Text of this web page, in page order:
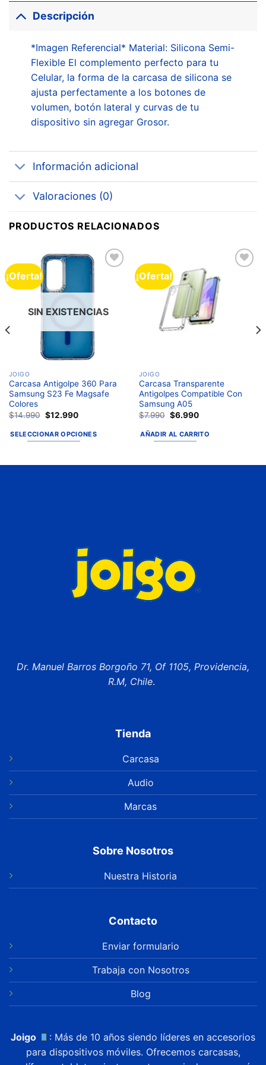
Descripción
*Imagen Referencial* Material: Silicona Semi-
Flexible El complemento perfecto para tu
Celular, la forma de la carcasa de silicona se
ajusta perfectamente a los botones de
volumen, botón lateral y curvas de tu
dispositivo sin agregar Grosor.
Información adicional
Valoraciones (0)
PRODUCTOS RELACIONADOS
¡Oferta!
SIN EXISTENCIAS
JOIGO
Carcasa Antigolpe 360 Para
Samsung S23 Fe Magsafe
Colores
$14.990 $12.990
SELECCIONAR OPCIONES
¡Oferta!
JOIGO
Carcasa Transparente
Antigolpes Compatible Con
Samsung A05
$7.990 $6.990
AÑADIR AL CARRITO
Dr. Manuel Barros Borgoño 71, Of 1105, Providencia,
R.M, Chile.
Tienda
Carcasa
Audio
Marcas
Sobre Nosotros
Nuestra Historia
Contacto
Enviar formulario
Trabaja con Nosotros
Blog
Joigo
: Más de 10 años siendo líderes en accesorios
para dispositivos móviles. Ofrecemos carcasas,